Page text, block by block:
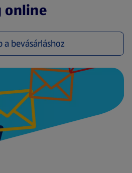
online
a bevásárláshoz
(új oldalon nyílik meg)